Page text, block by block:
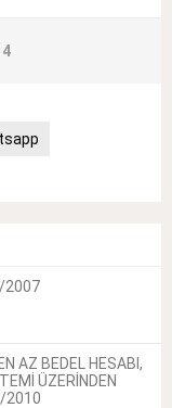
/2007
AZ BEDEL HESABI,
ÜZERİNDEN
/2010